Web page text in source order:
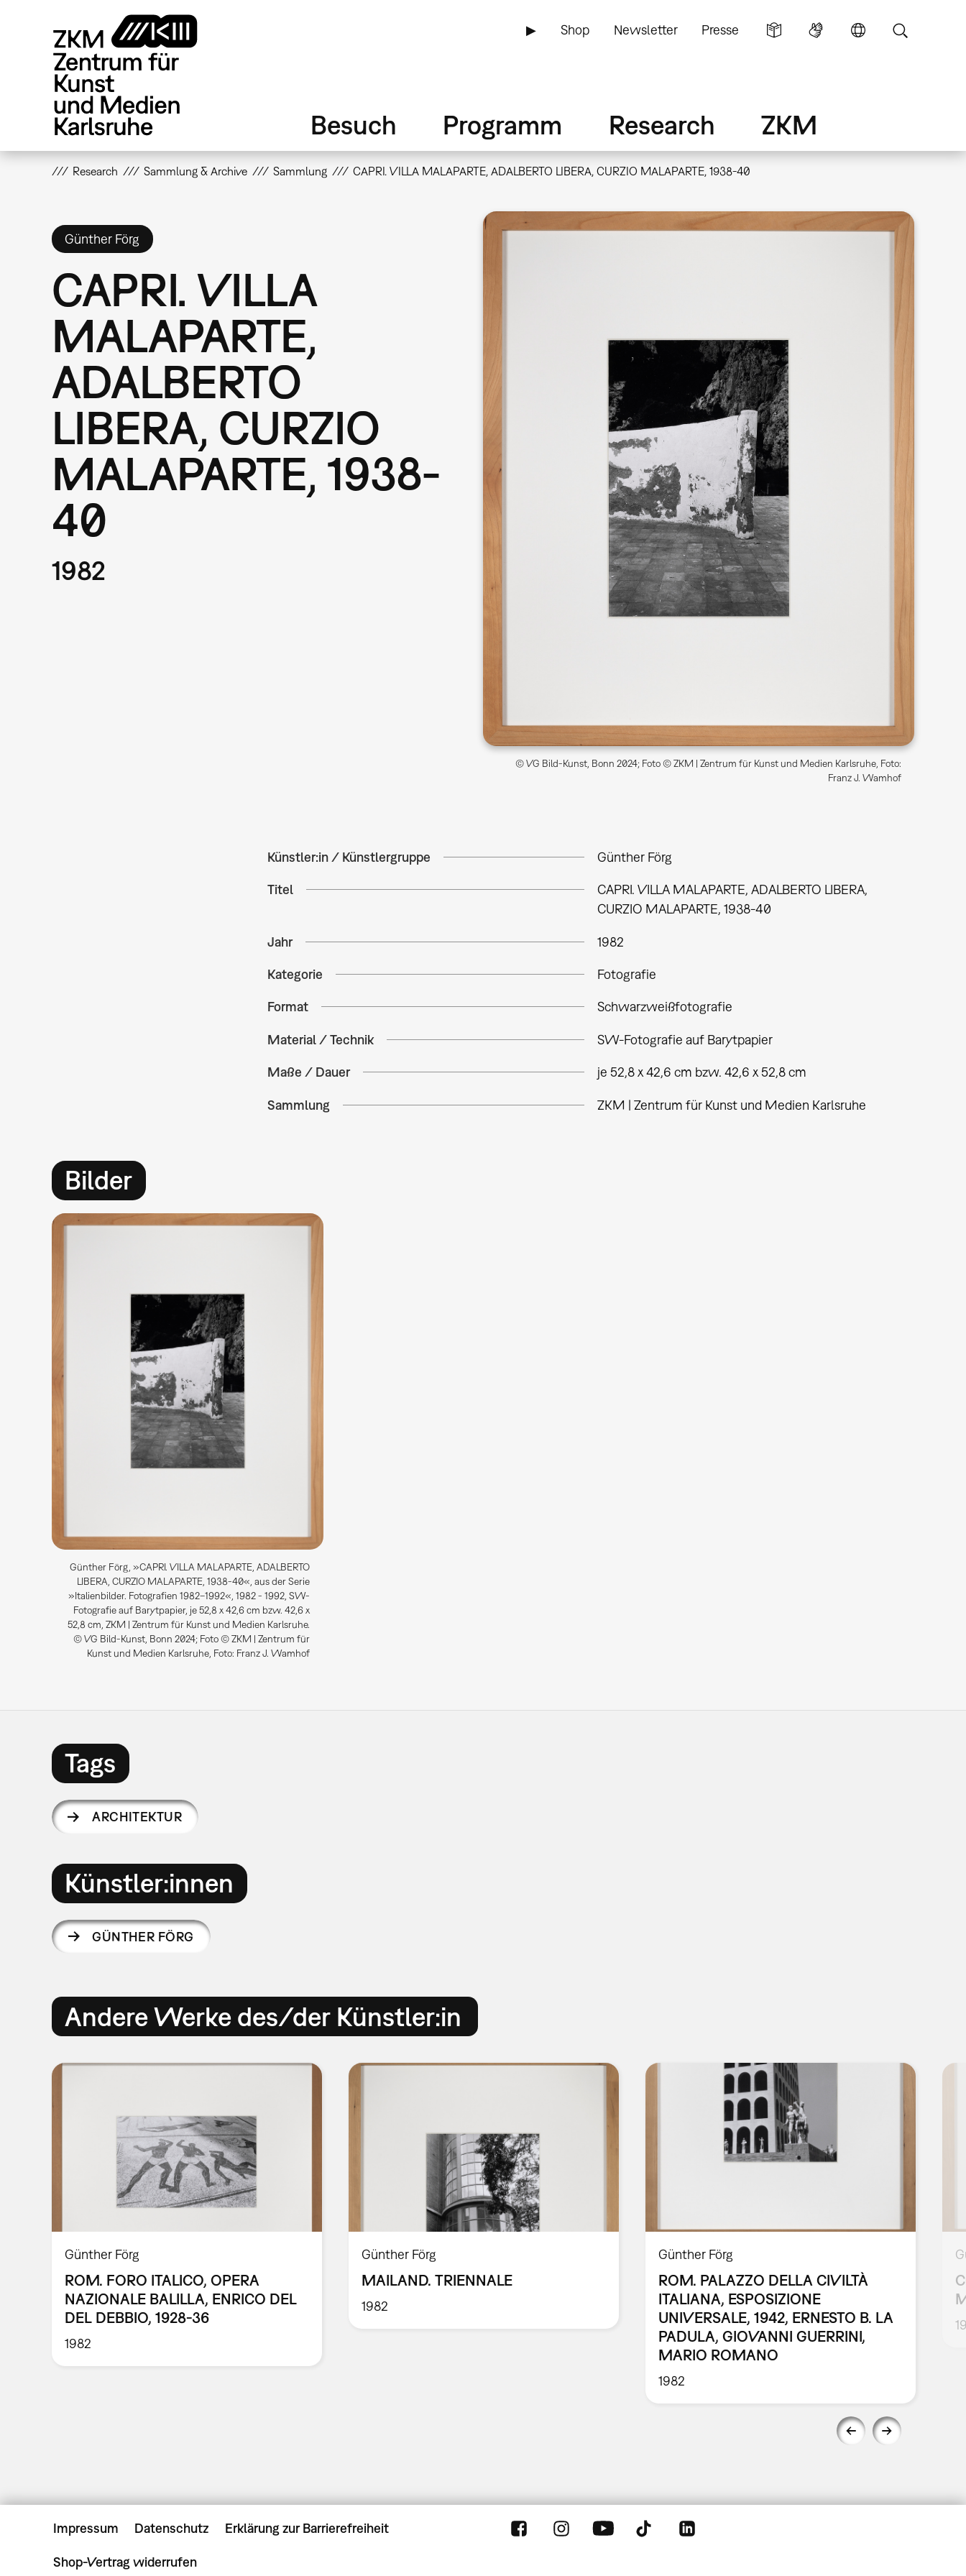
▶ Shop Newsletter Presse
Besuch Programm Research ZKM
Research Sammlung & Archive Sammlung CAPRI. VILLA MALAPARTE, ADALBERTO LIBERA, CURZIO MALAPARTE, 1938-40
Günther Förg
CAPRI. VILLA
MALAPARTE,
ADALBERTO
LIBERA, CURZIO
MALAPARTE, 1938-
40
1982
© VG Bild-Kunst, Bonn 2024; Foto © ZKM | Zentrum für Kunst und Medien Karlsruhe, Foto:
Franz J. Wamhof
Künstler:in / Künstlergruppe Günther Förg
Titel
CAPRI. VILLA MALAPARTE, ADALBERTO LIBERA,
CURZIO MALAPARTE, 1938-40
Jahr 1982
Kategorie Fotografie
Format Schwarzweißfotografie
Material / Technik SW-Fotografie auf Barytpapier
Maße / Dauer je 52,8 x 42,6 cm bzw. 42,6 x 52,8 cm
Sammlung ZKM | Zentrum für Kunst und Medien Karlsruhe
Bilder
Günther Förg, »CAPRI. VILLA MALAPARTE, ADALBERTO
LIBERA, CURZIO MALAPARTE, 1938-40«, aus der Serie
»Italienbilder. Fotografien 1982–1992«, 1982 - 1992, SW-
Fotografie auf Barytpapier, je 52,8 x 42,6 cm bzw. 42,6 x
52,8 cm, ZKM | Zentrum für Kunst und Medien Karlsruhe.
© VG Bild-Kunst, Bonn 2024; Foto © ZKM | Zentrum für
Kunst und Medien Karlsruhe, Foto: Franz J. Wamhof
Tags
ARCHITEKTUR
Künstler:innen
GÜNTHER FÖRG
Andere Werke des/der Künstler:in
Günther Förg
ROM. FORO ITALICO, OPERA
NAZIONALE BALILLA, ENRICO DEL
DEL DEBBIO, 1928-36
1982
Günther Förg
MAILAND. TRIENNALE
1982
Günther Förg
ROM. PALAZZO DELLA CIVILTÀ
ITALIANA, ESPOSIZIONE
UNIVERSALE, 1942, ERNESTO B. LA
PADULA, GIOVANNI GUERRINI,
MARIO ROMANO
1982
Impressum Datenschutz Erklärung zur Barrierefreiheit
Shop-Vertrag widerrufen